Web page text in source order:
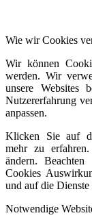
Wie wir Cookies
Wir können
werden. Wir
unsere Websites
Nutzererfahrung
anpassen.
Klicken Sie auf
mehr zu
ändern.
Cookies
und auf die
Notwendige